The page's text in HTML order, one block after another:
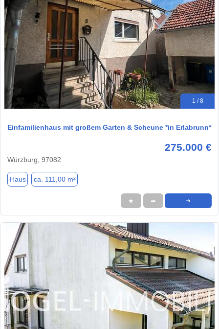
1 / 8
Einfamilienhaus mit großem Garten & Scheune *in Erlabrunn*
275.000 €
Würzburg, 97082
Haus ca. 111,00 m²
★ ➦ ➜